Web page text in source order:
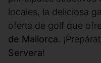
locales, la deliciosa
oferta de golf que
de Mallorca.
Servera!